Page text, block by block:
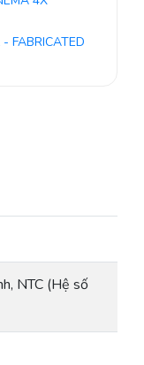
FABRICATED
NTC (Hệ số